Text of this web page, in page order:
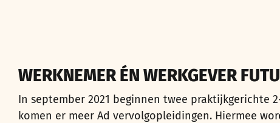
WERKNEMER ÉN WERKGEVER
In september 2021 beginnen twee praktijkgerichte
komen er meer Ad vervolgopleidingen. Hiermee